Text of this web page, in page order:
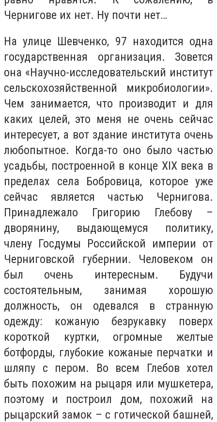
Чернигове их нет. Ну почти нет…
На улице Шевченко, 97 находится одна
государственная организация. Зовется
она «Научно-исследовательский институт
сельскохозяйственной микробиологии».
Чем занимается, что производит и для
каких целей, это меня не очень сейчас
интересует, а вот здание института очень
любопытное. Когда-то оно было частью
усадьбы, построенной в конце XIX века в
пределах села Бобровица, которое уже
сейчас является частью Чернигова.
Принадлежало Григорию Глебову –
дворянину, выдающемуся политику,
члену Госдумы Российской империи от
Черниговской губернии. Человеком он
был очень интересным. Будучи
состоятельным, занимая хорошую
должность, он одевался в странную
одежду: кожаную безрукавку поверх
короткой куртки, огромные желтые
ботфорды, глубокие кожаные перчатки и
шляпу с пером. Во всем Глебов хотел
быть похожим на рыцаря или мушкетера,
поэтому и построил дом, похожий на
рыцарский замок – с готической башней,